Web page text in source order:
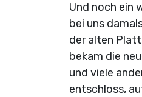
Und noch ein
bei uns
der alten
bekam die
und viele
entschloss,